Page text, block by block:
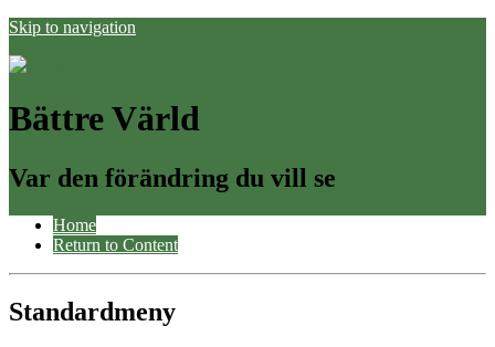
Skip to navigation
Bättre Värld
Var den förändring du vill se
Home
Return to Content
Standardmeny